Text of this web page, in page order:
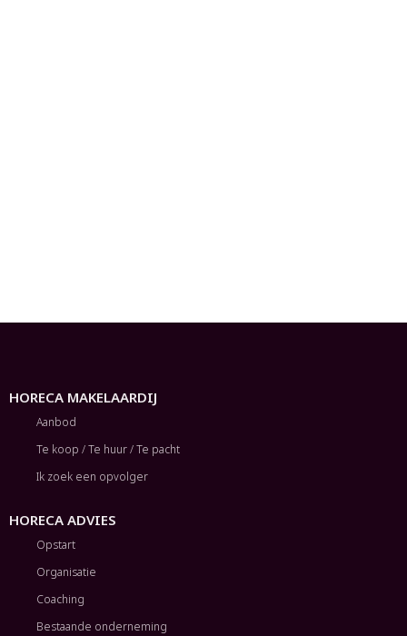
HORECA MAKELAARDIJ
Aanbod
Te koop / Te huur / Te pacht
Ik zoek een opvolger
HORECA ADVIES
Opstart
Organisatie
Coaching
Bestaande onderneming